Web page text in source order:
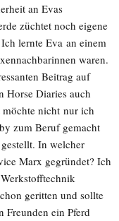
an Evas
züchtet noch eigene
lernte Eva an einem
waren.
Beitrag auf
Horse Diaries auch
möchte nicht nur ich
zum Beruf gemacht
In welcher
Marx gegründet? Ich
geritten und sollte
Freunden ein Pferd